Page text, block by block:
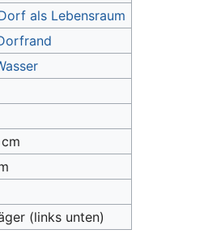
als Lebensraum
(links unten)